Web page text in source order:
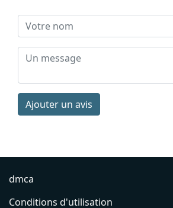
Ajouter un avis
dmca
Conditions d'utilisation